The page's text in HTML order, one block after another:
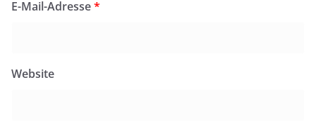
E-Mail-Adresse*
Website